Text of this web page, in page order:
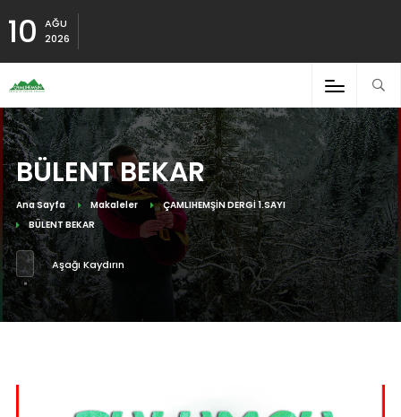
10
AĞU
2026
BÜLENT BEKAR
Ana Sayfa Makaleler
ÇAMLIHEMŞİN DERGİ 1.SAYI
BÜLENT BEKAR
Aşağı Kaydırın